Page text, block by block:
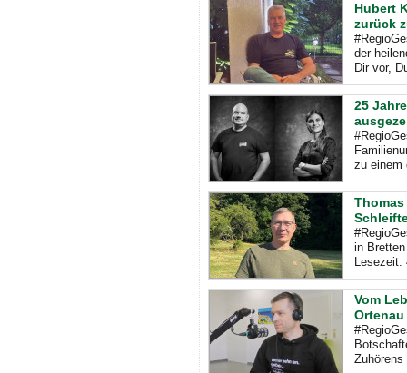
Hubert
zurück
der
Dir vor,
25
zu einem
Thomas
in
Lesezeit:
Vom
Ortenau